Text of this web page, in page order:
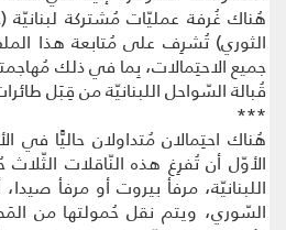
هُناك غُرفة عمليّات مُشتركة لبنانيّة
الثوري) تُشرِف على مُتابعة هذا
جميع الاحتِمالات، بِما في ذلك
قُبالة السّواحل اللبنانيّة من قِبَل
***
هُناك احتِمالان مُتداولان حاليًّا في
الأوّل أن تُفرِغ هذه النّاقلات
اللبنانيّة، مرفأ بيروت أو مرفأ
السّوري، ويتم نقل حُمولتها من